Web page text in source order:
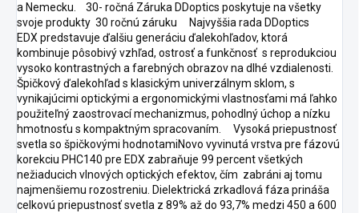
a Nemecku. 30- ročná Záruka DDoptics poskytuje na všetky
svoje produkty 30 ročnú záruku Najvyššia rada DDoptics
EDX predstavuje ďalšiu generáciu ďalekohľadov, ktorá
kombinuje pôsobivý vzhľad, ostrosť a funkčnosť s reprodukciou
vysoko kontrastných a farebných obrazov na dlhé vzdialenosti.
Špičkový ďalekohľad s klasickým univerzálnym sklom, s
vynikajúcimi optickými a ergonomickými vlastnosťami má ľahko
použiteľný zaostrovací mechanizmus, pohodlný úchop a nízku
hmotnosťu s kompaktným spracovaním. Vysoká priepustnosť
svetla so špičkovými hodnotamiNovo vyvinutá vrstva pre fázovú
korekciu PHC140 pre EDX zabraňuje 99 percent všetkých
nežiaducich vlnových optických efektov, čím zabráni aj tomu
najmenšiemu rozostreniu. Dielektrická zrkadlová fáza prináša
celkovú priepustnosť svetla z 89% až do 93,7% medzi 450 a 600